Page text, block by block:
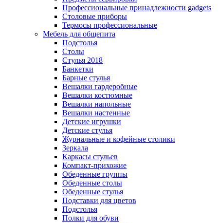
Профессиональные принадлежности gadgets
Столовые приборы
Термосы профессиональные
Мебель для общепита
Подстолья
Столы
Стулья 2018
Банкетки
Барные стулья
Вешалки гардеробные
Вешалки костюмные
Вешалки напольные
Вешалки настенные
Детские игрушки
Детские стулья
Журнальные и кофейные столики
Зеркала
Каркасы стульев
Компакт-прихожие
Обеденные группы
Обеденные столы
Обеденные стулья
Подставки для цветов
Подстолья
Полки для обуви